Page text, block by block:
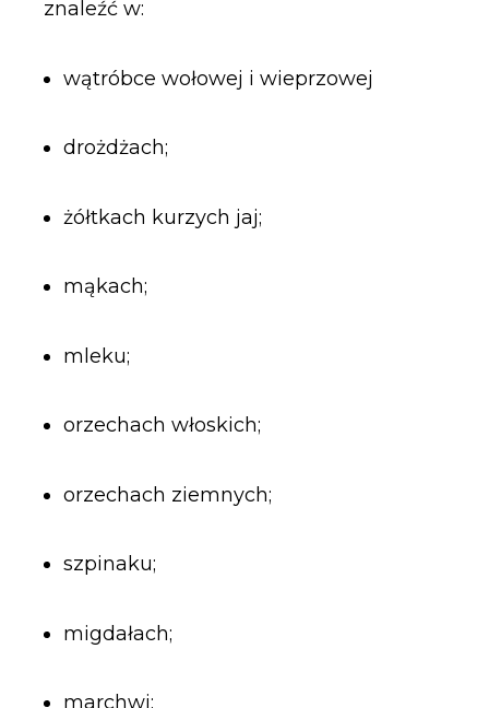
znaleźć w:
wątróbce wołowej i wieprzowej
drożdżach;
żółtkach kurzych jaj;
mąkach;
mleku;
orzechach włoskich;
orzechach ziemnych;
szpinaku;
migdałach;
marchwi;